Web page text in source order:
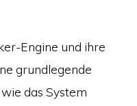
Engine und ihre
grundlegende
das System